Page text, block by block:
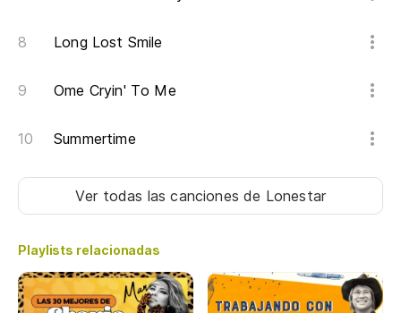
Long Lost Smile
Ome Cryin' To Me
Summertime
Ver todas las cancionesde Lonestar
Playlists relacionadas